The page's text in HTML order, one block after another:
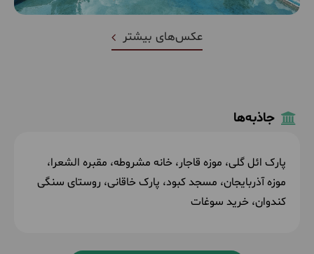
عکس‌های بیشتر
جاذبه‌ها
پارک ائل گلی، موزه قاجار، خانه مشروطه، مقبره الشعرا،
موزه آذربایجان، مسجد کبود، پارک خاقانی، روستای سنگی
کندوان، خرید سوغات